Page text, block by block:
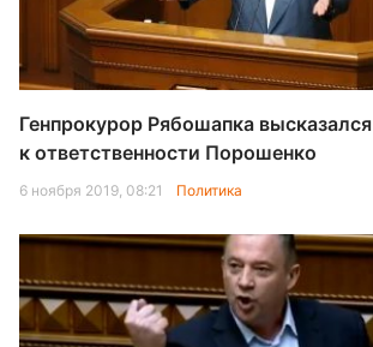
Генпрокурор Рябошапка
к ответственности Порошенко
6 ноября 2019, 08:21 Политика